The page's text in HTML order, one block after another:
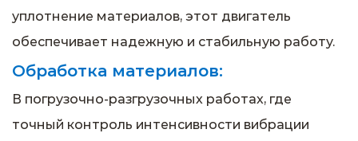
уплотнение материалов, этот двигатель
обеспечивает надежную и стабильную работу.
Обработка материалов:
В погрузочно-разгрузочных работах, где
точный контроль интенсивности вибрации